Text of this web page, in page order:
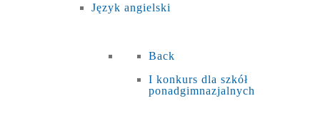
Język angielski
Back
I konkurs dla szkół
ponadgimnazjalnych